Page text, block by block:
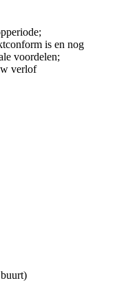
is en nog
voordelen;
verlof